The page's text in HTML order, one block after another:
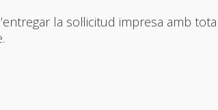
la sol·licitud impresa amb